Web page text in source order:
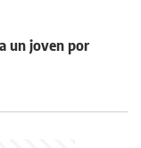
un joven por